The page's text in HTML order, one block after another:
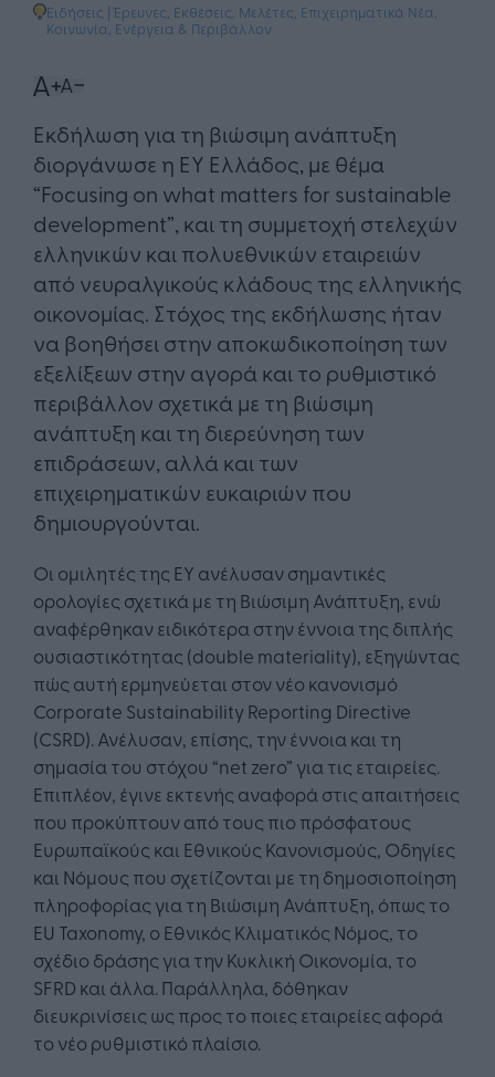
Ειδήσεις |Έρευνες, Εκθέσεις, Μελέτες Επιχειρηματικά Νέα
Κοινωνία Ενέργεια & Περιβάλλον
Εκδήλωση για τη βιώσιμη ανάπτυξη
διοργάνωσε η ΕΥ Ελλάδος, με θέμα
“Focusing on what matters for sustainable
development”, και τη συμμετοχή στελεχών
ελληνικών και πολυεθνικών εταιρειών
από νευραλγικούς κλάδους της ελληνικής
οικονομίας. Στόχος της εκδήλωσης ήταν
να βοηθήσει στην αποκωδικοποίηση των
εξελίξεων στην αγορά και το ρυθμιστικό
περιβάλλον σχετικά με τη βιώσιμη
ανάπτυξη και τη διερεύνηση των
επιδράσεων, αλλά και των
επιχειρηματικών ευκαιριών που
δημιουργούνται.
Οι ομιλητές της ΕΥ ανέλυσαν σημαντικές
ορολογίες σχετικά με τη Βιώσιμη Ανάπτυξη, ενώ
αναφέρθηκαν ειδικότερα στην έννοια της διπλής
ουσιαστικότητας (double materiality), εξηγώντας
πώς αυτή ερμηνεύεται στον νέο κανονισμό
Corporate Sustainability Reporting Directive
(CSRD). Ανέλυσαν, επίσης, την έννοια και τη
σημασία του στόχου “net zero” για τις εταιρείες.
Επιπλέον, έγινε εκτενής αναφορά στις απαιτήσεις
που προκύπτουν από τους πιο πρόσφατους
Ευρωπαϊκούς και Εθνικούς Κανονισμούς, Οδηγίες
και Νόμους που σχετίζονται με τη δημοσιοποίηση
πληροφορίας για τη Βιώσιμη Ανάπτυξη, όπως το
EU Taxonomy, ο Εθνικός Κλιματικός Νόμος, το
σχέδιο δράσης για την Κυκλική Οικονομία, το
SFRD και άλλα. Παράλληλα, δόθηκαν
διευκρινίσεις ως προς το ποιες εταιρείες αφορά
το νέο ρυθμιστικό πλαίσιο.